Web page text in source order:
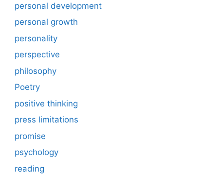
personal development
personal growth
personality
perspective
philosophy
Poetry
positive thinking
press limitations
promise
psychology
reading